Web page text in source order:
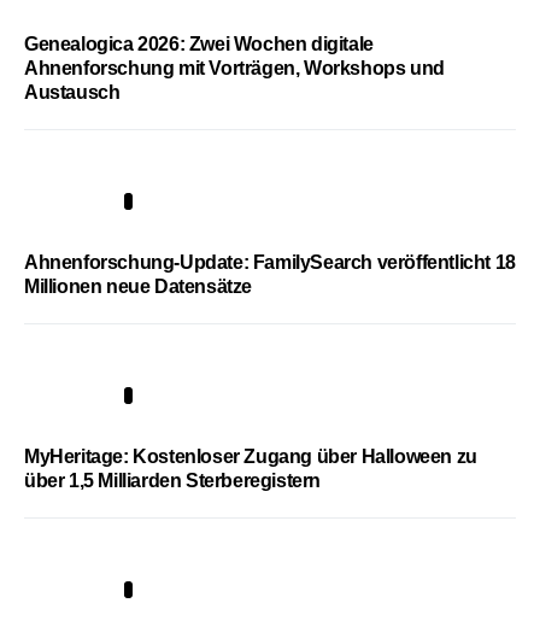
Genealogica 2026: Zwei Wochen digitale
Ahnenforschung mit Vorträgen, Workshops und
Austausch
Ahnenforschung-Update: FamilySearch veröffentlicht 18
Millionen neue Datensätze
MyHeritage: Kostenloser Zugang über Halloween zu
über 1,5 Milliarden Sterberegistern